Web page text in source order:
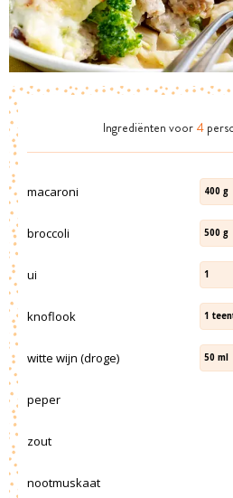
Ingrediënten voor 4
macaroni 400 g
broccoli 500 g
ui 1
knoflook 1
witte wijn (droge) 50 ml
peper
zout
nootmuskaat